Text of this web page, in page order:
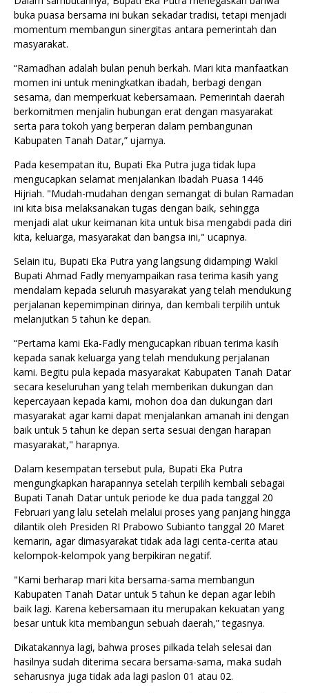
buka puasa bersama ini bukan sekadar tradisi, tetapi menjadi
momentum membangun sinergitas antara pemerintah dan
masyarakat.
“Ramadhan adalah bulan penuh berkah. Mari kita manfaatkan
momen ini untuk meningkatkan ibadah, berbagi dengan
sesama, dan memperkuat kebersamaan. Pemerintah daerah
berkomitmen menjalin hubungan erat dengan masyarakat
serta para tokoh yang berperan dalam pembangunan
Kabupaten Tanah Datar,” ujarnya.
Pada kesempatan itu, Bupati Eka Putra juga tidak lupa
mengucapkan selamat menjalankan Ibadah Puasa 1446
Hijriah. "Mudah-mudahan dengan semangat di bulan Ramadan
ini kita bisa melaksanakan tugas dengan baik, sehingga
menjadi alat ukur keimanan kita untuk bisa mengabdi pada diri
kita, keluarga, masyarakat dan bangsa ini," ucapnya.
Selain itu, Bupati Eka Putra yang langsung didampingi Wakil
Bupati Ahmad Fadly menyampaikan rasa terima kasih yang
mendalam kepada seluruh masyarakat yang telah mendukung
perjalanan kepemimpinan dirinya, dan kembali terpilih untuk
melanjutkan 5 tahun ke depan.
“Pertama kami Eka-Fadly mengucapkan ribuan terima kasih
kepada sanak keluarga yang telah mendukung perjalanan
kami. Begitu pula kepada masyarakat Kabupaten Tanah Datar
secara keseluruhan yang telah memberikan dukungan dan
kepercayaan kepada kami, mohon doa dan dukungan dari
masyarakat agar kami dapat menjalankan amanah ini dengan
baik untuk 5 tahun ke depan serta sesuai dengan harapan
masyarakat," harapnya.
Dalam kesempatan tersebut pula, Bupati Eka Putra
mengungkapkan harapannya setelah terpilih kembali sebagai
Bupati Tanah Datar untuk periode ke dua pada tanggal 20
Februari yang lalu setelah melalui proses yang panjang hingga
dilantik oleh Presiden RI Prabowo Subianto tanggal 20 Maret
kemarin, agar dimasyarakat tidak ada lagi cerita-cerita atau
kelompok-kelompok yang berpikiran negatif.
"Kami berharap mari kita bersama-sama membangun
Kabupaten Tanah Datar untuk 5 tahun ke depan agar lebih
baik lagi. Karena kebersamaan itu merupakan kekuatan yang
besar untuk kita membangun sebuah daerah,” tegasnya.
Dikatakannya lagi, bahwa proses pilkada telah selesai dan
hasilnya sudah diterima secara bersama-sama, maka sudah
seharusnya juga tidak ada lagi paslon 01 atau 02.